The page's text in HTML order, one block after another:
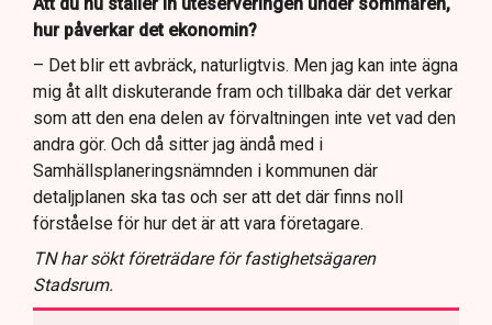
Att du nu ställer in uteserveringen under sommaren,
hur påverkar det ekonomin?
– Det blir ett avbräck, naturligtvis. Men jag kan inte ägna
mig åt allt diskuterande fram och tillbaka där det verkar
som att den ena delen av förvaltningen inte vet vad den
andra gör. Och då sitter jag ändå med i
Samhällsplaneringsnämnden i kommunen där
detaljplanen ska tas och ser att det där finns noll
förståelse för hur det är att vara företagare.
TN har sökt företrädare för fastighetsägaren
Stadsrum.